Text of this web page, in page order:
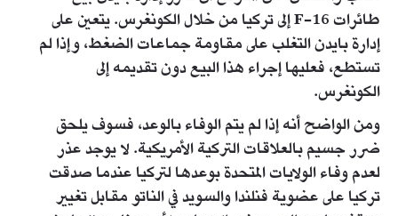
طائرات F-16 إلى تركيا من خلال الكونغرس. يتعين على
إدارة بايدن التغلب على مقاومة جماعات الضغط، وإذا لم
تستطع، فعليها إجراء هذا البيع دون تقديمه إلى
الكونغرس.
ومن الواضح أنه إذا لم يتم الوفاء بالوعد، فسوف يلحق
ضرر جسيم بالعلاقات التركية الأمريكية. لا يوجد عذر
لعدم وفاء الولايات المتحدة بوعدها لتركيا عندما صدقت
تركيا على عضوية فنلندا والسويد في الناتو مقابل تغيير